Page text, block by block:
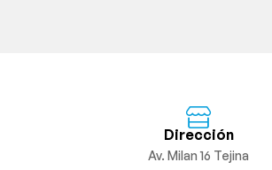
Dirección
Av. Milan 16 Tejina